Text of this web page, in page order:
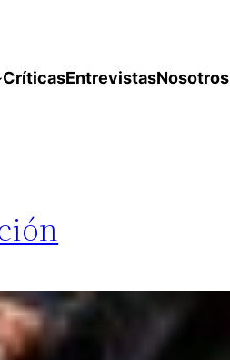
CríticasEntrevistasNosotros